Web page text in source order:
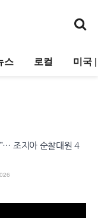
스 로컬 미국
조지아 순찰대원 4